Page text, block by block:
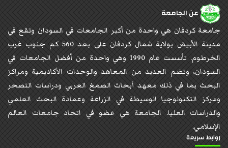
عن الجامعة
جامعة كردفان هي واحدة من أكبر الجامعات في السودان وتقع في
مدينة الأبيض بولاية شمال كردفان على بعد 560 كم جنوب غرب
الخرطوم. تأسست عام 1990 وهي واحدة من أفضل الجامعات في
السودان، وتضم العديد من المعاهد والوحدات الأكاديمية ومراكز
البحث بما في ذلك معهد أبحاث الصمغ العربي ودراسات التصحر
ومركز التكنولوجيا الوسيطة في الزراعة وعمادة البحث العلمي
والدراسات العليا. الجامعة هي عضو في اتحاد جامعات العالم
الإسلامي.
روابط سريعة